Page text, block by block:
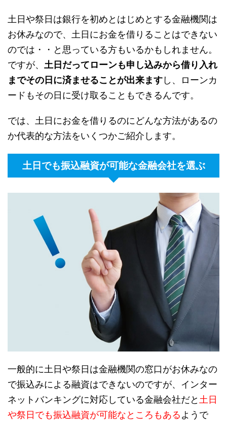
土日や祭日は銀行を初めとはじめとする金融機関は
お休みなので、土日にお金を借りることはできない
のでは・・と思っている方もいるかもしれません。
ですが、 土日だってローンも申し込みから借り入れ
までその日に済ませることが出来ますし、ローンカ
ードもその日に受け取ることもできるんです。
では、土日にお金を借りるのにどんな方法があるの
か代表的な方法をいくつかご紹介します。
土日でも振込融資が可能な金融会社を選ぶ
一般的に土日や祭日は金融機関の窓口がお休みなの
で振込みによる融資はできないのですが、インター
ネットバンキングに対応している金融会社だと 土日
や祭日でも振込融資が可能なところもあるようで